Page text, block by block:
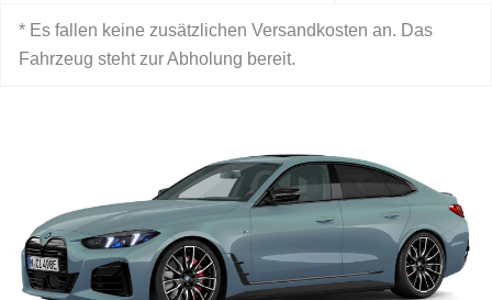
* Es fallen keine zusätzlichen Versandkosten an. Das
Fahrzeug steht zur Abholung bereit.